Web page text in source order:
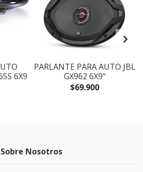
6X9
PARLANTE PARA AUTO JBL
GX962 6X9"
$69.900
Sobre Nosotros